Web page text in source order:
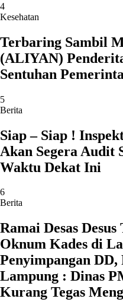
4
Kesehatan
Terbaring Sambil
(ALIYAN)
Sentuhan
5
Berita
Siap – Siap !
Akan Segera Audit
Waktu Dekat Ini
6
Berita
Ramai Desas
Oknum Kades di
Penyimpangan DD,
Lampung : Dinas
Kurang Tegas